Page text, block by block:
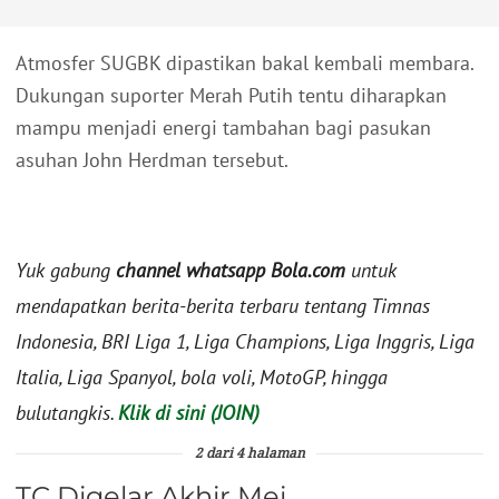
Atmosfer SUGBK dipastikan bakal kembali membara.
Dukungan suporter Merah Putih tentu diharapkan
mampu menjadi energi tambahan bagi pasukan
asuhan John Herdman tersebut.
Yuk gabung channel whatsapp Bola.com untuk
mendapatkan berita-berita terbaru tentang Timnas
Indonesia, BRI Liga 1, Liga Champions, Liga Inggris, Liga
Italia, Liga Spanyol, bola voli, MotoGP, hingga
bulutangkis.Klik di sini (JOIN)
2 dari 4 halaman